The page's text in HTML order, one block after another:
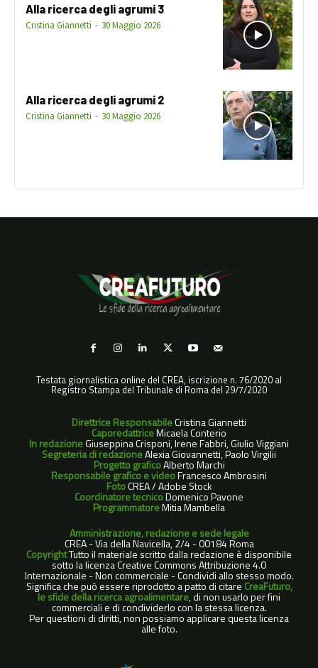
Alla ricerca degli agrumi 3
Cristina Giannetti - 30 Maggio 2026
Alla ricerca degli agrumi 2
Cristina Giannetti - 30 Maggio 2026
Testata giornalistica online del CREA, iscrizione n. 76/2020 al
Registro Stampa del Tribunale di Roma del 29/7/2020
Direttrice ResponsabileCristina Giannetti
CaporedattriceMicaela Conterio
In redazioneGiuseppina Crisponi, Irene Fabbri, Giulio Viggiani
Segreteria di redazioneAlexia Giovannetti, Paolo Virgilii
Progetto graficoAlberto Marchi
Responsabile grafico e videoFrancesco Ambrosini
FotoCREA / Adobe Stock
Coordinatore tecnicoDomenico Pavone
ProgrammatoreMitia Mambella
Amministrazione, redazione e sede legale
CREA - Via della Navicella, 2/4 - 00184 Roma
CopyrightTutto il materiale scritto dalla redazione è disponibile
sotto la licenza Creative Commons Attribuzione 4.0
Internazionale - Non commerciale - Condividi allo stesso modo.
Significa che può essere riprodotto a patto di citare CreaFuturo,
le sfide della ricerca agroalimentare, di non usarlo per fini
commerciali e di condividerlo con la stessa licenza.
Per questioni di diritti, non possiamo applicare questa licenza
alle foto.